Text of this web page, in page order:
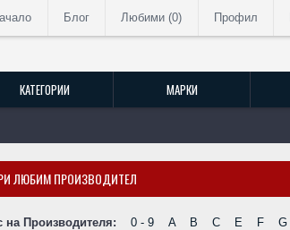
Блог Любими (0) Профил
КАТЕГОРИИ МАРКИ
ЛЮБИМ ПРОИЗВОДИТЕЛ
на Производителя: 0 - 9 A B C E F G